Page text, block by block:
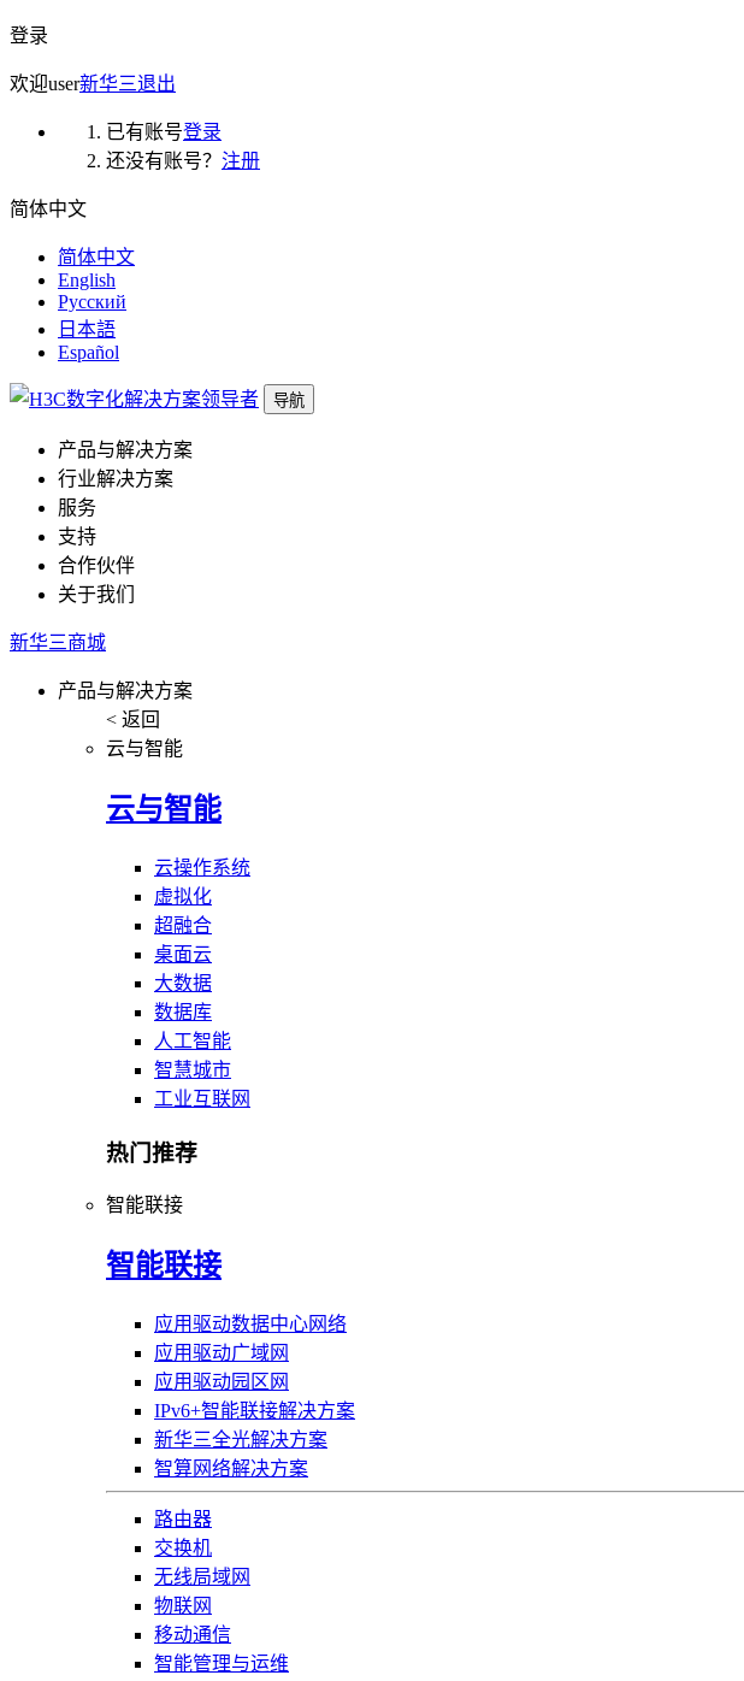
登录
欢迎user新华三退出
已有账号登录
还没有账号？ 注册
简体中文
简体中文
English
Русский
日本語
Español
导航
产品与解决方案
行业解决方案
服务
支持
合作伙伴
关于我们
新华三商城
产品与解决方案
< 返回
云与智能
云与智能
云操作系统
虚拟化
超融合
桌面云
大数据
数据库
人工智能
智慧城市
工业互联网
热门推荐
智能联接
智能联接
应用驱动数据中心网络
应用驱动广域网
应用驱动园区网
IPv6+智能联接解决方案
新华三全光解决方案
智算网络解决方案
路由器
交换机
无线局域网
物联网
移动通信
智能管理与运维